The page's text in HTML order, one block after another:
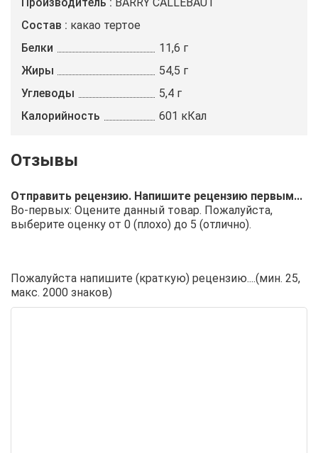
Состав
какао тертое
Белки
11,6 г
Жиры
54,5 г
Углеводы
5,4 г
Калорийность
601 кКал
Отправить рецензию. Напишите рецензию первым...
Во-первых: Оцените данный товар. Пожалуйста,
выберите оценку от 0 (плохо) до 5 (отлично).
Пожалуйста напишите (краткую) рецензию....(мин. 25,
макс. 2000 знаков)